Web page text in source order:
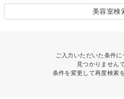
美容室検
ご入力いただいた条件
見つかりません
条件を変更して再度検索